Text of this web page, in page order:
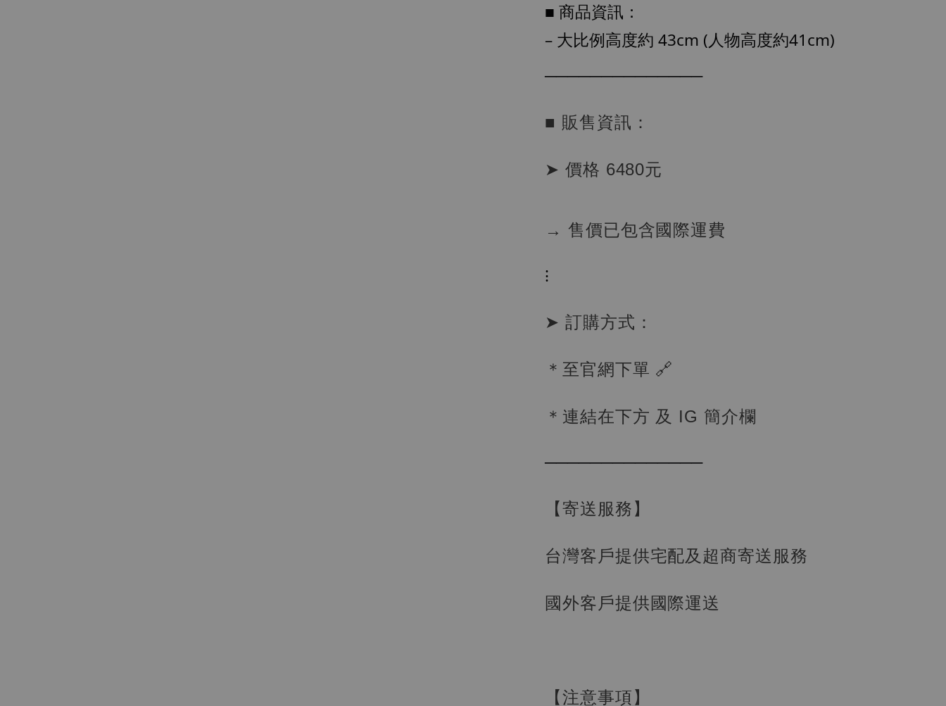
加購優惠【海賊王 布魯克達摩 [7STARS Studio]】
【店內現貨】海賊王
系列蒐藏雕像 布魯
加購優惠【讓子彈飛 鵝城縣長 張麻子 [BK01]】
【現貨】
NT$ 4,980
■ 商品資訊：
– 大比例高度約 43cm (人物高度約41cm)
──────────────
■ 販售資訊：
➤ 價格 6480元
→ 售價已包含國際運費
⁝
➤ 訂購方式：
＊至官網下單 🔗
＊連結在下方 及 IG 簡介欄
──────────────
【寄送服務】
台灣客戶提供宅配及超商寄送服務
國外客戶提供國際運送
【注意事項】